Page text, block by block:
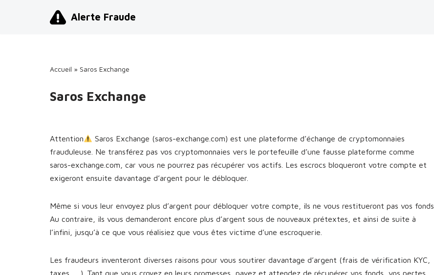
Alerte Fraude
Accueil » Saros Exchange
Saros Exchange
Attention
Saros Exchange (saros-exchange.com) est une plateforme d’échange de cryptomonnaies
frauduleuse. Ne transférez pas vos cryptomonnaies vers le portefeuille d’une fausse plateforme comme
saros-exchange.com, car vous ne pourrez pas récupérer vos actifs. Les escrocs bloqueront votre compte et
exigeront ensuite davantage d’argent pour le débloquer.
Même si vous leur envoyez plus d’argent pour débloquer votre compte, ils ne vous restitueront pas vos fonds.
Au contraire, ils vous demanderont encore plus d’argent sous de nouveaux prétextes, et ainsi de suite à
l’infini, jusqu’à ce que vous réalisiez que vous êtes victime d’une escroquerie.
Les fraudeurs inventeront diverses raisons pour vous soutirer davantage d’argent (frais de vérification KYC,
taxes, …). Tant que vous croyez en leurs promesses, payez et attendez de récupérer vos fonds, vos pertes